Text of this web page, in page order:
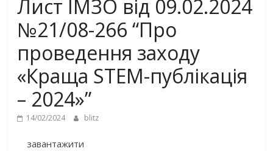
Лист ІМЗО від 09.02.2024
№21/08-266 “Про
проведення заходу
«Краща STEM-публікація
– 2024»”
14/02/2024 blitz
завантажити